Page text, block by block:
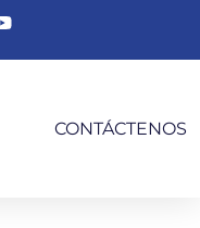
CONTÁCTENOS